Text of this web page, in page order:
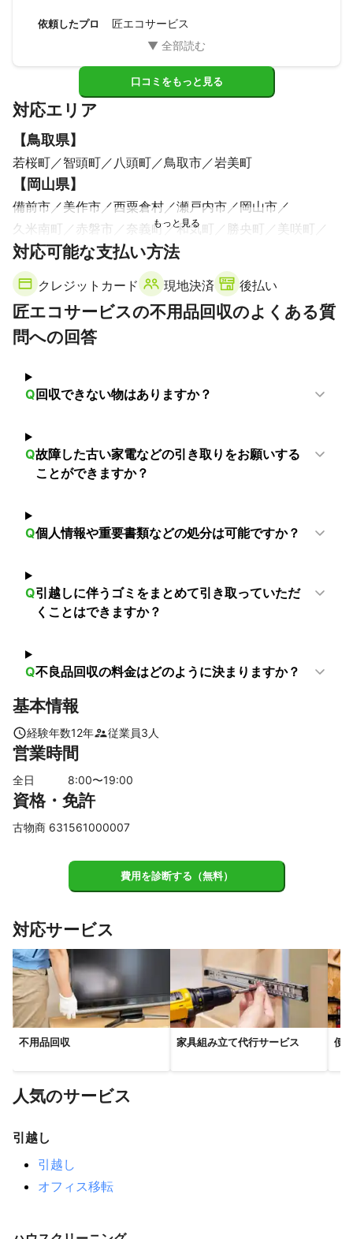
依頼したプロ 匠エコサービス
口コミをもっと見る
対応エリア
【鳥取県】
若桜町 智頭町 八頭町 鳥取市 岩美町
【岡山県】
備前市 美作市 西粟倉村 瀬戸内市
岡山市
久米南町
赤磐市 奈義町 和気町 勝央町
美咲町
津山市
玉野市 早島町
【兵庫県
稲美町 加古川市 小野市 播磨町 明石市
三木市
加西市 加東市 福崎町 神戸市
西脇市
姫路市
市川町
丹波篠山市
丹波市
川西市 赤穂市 洲本市
新温泉町
対応可能な支払い方法
クレジットカード 現地決済 後払い
匠エコサービスの不用品回収のよくある質
問への回答
Q回収できない物はありますか？
Q故障した古い家電などの引き取りをお願いする
ことができますか？
Q個人情報や重要書類などの処分は可能ですか？
Q引越しに伴うゴミをまとめて引き取っていただ
くことはできますか？
Q不良品回収の料金はどのように決まりますか？
基本情報
経験年数12年 従業員3 人
営業時間
全日 8:00〜19:00
資格・免許
古物商 631561000007
費用を診断する（無料）
対応サービス
不用品回収 家具組み立て代行サービス 便
人気のサービス
引越し
引越し
オフィス移転